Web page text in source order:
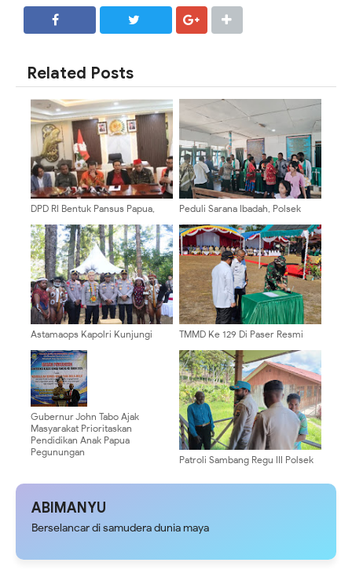
Related Posts
DPD RI Bentuk Pansus Papua,
Pentingnya Perdamaian
Peduli Sarana Ibadah, Polsek
kepada Panitia Pembangunan
Gereja
Astamaops Kapolri Kunjungi
Dukung Pengembangan
Generasi Muda Papua
TMMD Ke 129 Di Paser Resmi
Sebagai Dansatgas
Gubernur John Tabo Ajak
Masyarakat Prioritaskan
Pendidikan Anak Papua
Pegunungan
Patroli Sambang Regu III Polsek
Masyarakat Kampung Binime
ABIMANYU
Berselancar di samudera dunia maya